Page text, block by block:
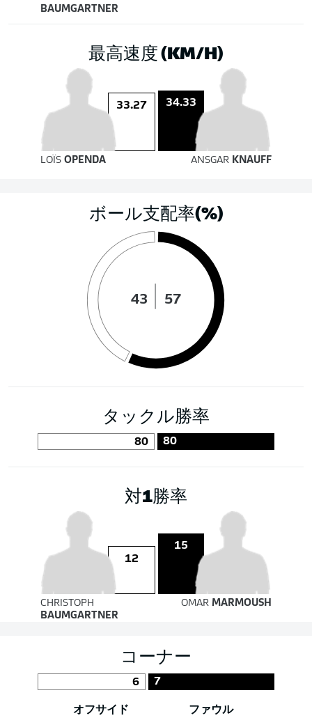
BAUMGARTNER
最高速度 (KM/H)
33.27 34.33
LOÏS OPENDA ANSGAR KNAUFF
ボール支配率(%)
43 57
タックル勝率
80 80
対1勝率
12
15
CHRISTOPH
BAUMGARTNER
OMARMARMOUSH
コーナー
6 7
オフサイド ファウル